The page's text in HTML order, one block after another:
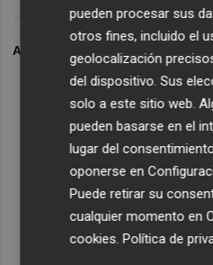
Últimas Noticias
Kiat Lim preside por
El once del Valencia CF
Mestalla
Jorge Martín suma su
ARCHIVADO EN BALONMANO
pueden procesar sus
otros fines, incluido el
geolocalización
del dispositivo. Sus
solo a este sitio web.
pueden basarse en el
lugar del
oponerse en
Puede retirar su
cualquier momento en
cookies.Política de